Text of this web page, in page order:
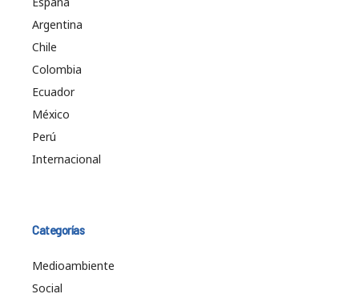
Argentina
Chile
Colombia
Ecuador
México
Perú
Internacional
Categorías
Medioambiente
Social